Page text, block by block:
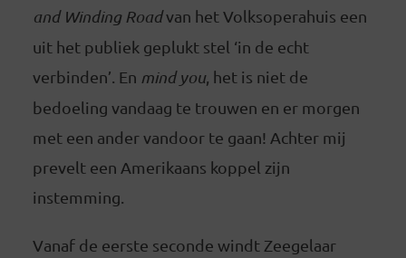
and Winding Roadvan het Volksoperahuis een
uit het publiek geplukt stel ‘in de echt
verbinden’. En mind you, het is niet de
bedoeling vandaag te trouwen en er morgen
met een ander vandoor te gaan! Achter mij
prevelt een Amerikaans koppel zijn
instemming.
Vanaf de eerste seconde windt Zeegelaar